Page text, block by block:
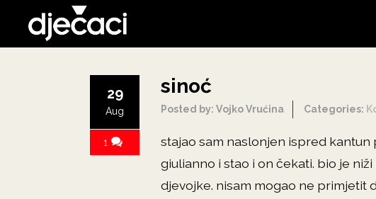
sinoć
Posted by: Vojko Vrućina Categories:
29
Aug
1
stajao sam naslonjen ispred
giulianno i stao i on čekati. bio je
djevojke. nisam mogao ne primjetit